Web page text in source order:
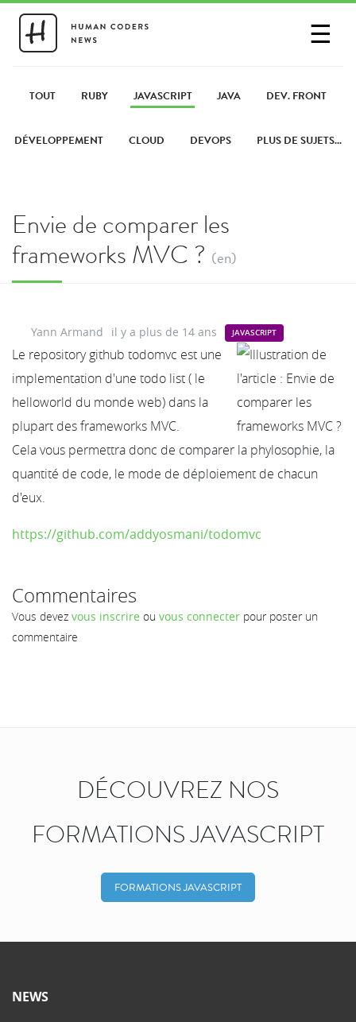
☰
PARTAGER UN LIEN
TOUT RUBY JAVASCRIPT JAVA DEV. FRONT
DÉVELOPPEMENT CLOUD DEVOPS PLUS DE SUJETS...
Envie de comparer les
frameworks MVC ? (en)
Yann Armand il y a plus de 14 ans JAVASCRIPT
Le repository github todomvc est une
implementation d'une todo list ( le
helloworld du monde web) dans la
plupart des frameworks MVC.
Cela vous permettra donc de comparer la phylosophie, la
quantité de code, le mode de déploiement de chacun
d'eux.
https://github.com/addyosmani/todomvc
Commentaires
Vous devez vous inscrire ou vous connecter pour poster un
commentaire
DÉCOUVREZ NOS
FORMATIONS JAVASCRIPT
FORMATIONS JAVASCRIPT
NEWS